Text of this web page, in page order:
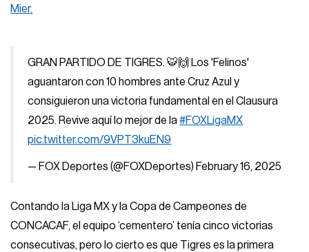
Mier.
GRAN PARTIDO DE TIGRES. 🐯🙌 Los 'Felinos'
aguantaron con 10 hombres ante Cruz Azul y
consiguieron una victoria fundamental en el Clausura
2025. Revive aquí lo mejor de la#FOXLigaMX
pic.twitter.com/9VPT3kuEN9
— FOX Deportes (@FOXDeportes) February 16, 2025
Contando la Liga MX y la Copa de Campeones de
CONCACAF, el equipo ‘cementero’ tenía cinco victorias
consecutivas, pero lo cierto es que Tigres es la primera